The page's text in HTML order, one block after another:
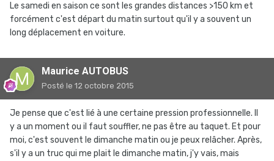
Le samedi en saison ce sont les grandes distances >150 km et
forcément c'est départ du matin surtout qu'il y a souvent un
long déplacement en voiture.
Maurice AUTOBUS
Posté le 12 octobre 2015
Je pense que c'est lié à une certaine pression professionnelle. Il
y a un moment ou il faut souffler, ne pas être au taquet. Et pour
moi, c'est souvent le dimanche matin ou je peux relâcher. Après,
s'il y a un truc qui me plait le dimanche matin, j'y vais, mais